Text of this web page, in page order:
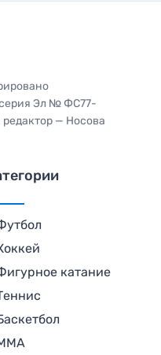
серия Эл № ФС77-
редактор — Носова
катание